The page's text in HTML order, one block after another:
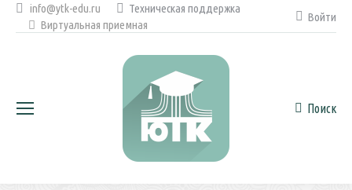
info@ytk-edu.ru
Техническая поддержка
Виртуальная приемная
Войти
Поиск:
Поиск